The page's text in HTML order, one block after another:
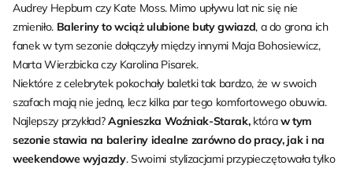
Audrey Hepburn czy Kate Moss. Mimo upływu lat nic się nie
zmieniło. Baleriny to wciąż ulubione buty gwiazd, a do grona ich
fanek w tym sezonie dołączyły między innymi Maja Bohosiewicz,
Marta Wierzbicka czy Karolina Pisarek.
Niektóre z celebrytek pokochały baletki tak bardzo, że w swoich
szafach mają nie jedną, lecz kilka par tego komfortowego obuwia.
Najlepszy przykład?Agnieszka Woźniak-Starak, któraw tym
sezonie stawia na baleriny idealne zarówno do pracy, jak i na
weekendowe wyjazdy. Swoimi stylizacjami przypieczętowała tylko